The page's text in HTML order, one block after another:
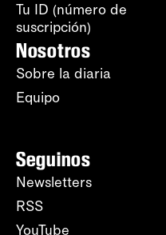
Tu ID (número de
suscripción)
Nosotros
Sobre la diaria
Equipo
Seguinos
Newsletters
RSS
YouTube